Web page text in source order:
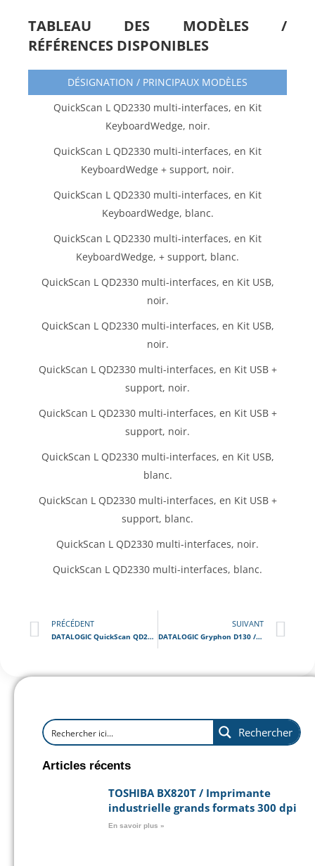
TABLEAU DES MODÈLES /
RÉFÉRENCES DISPONIBLES
DÉSIGNATION / PRINCIPAUX MODÈLES
QuickScan L QD2330 multi-interfaces, en Kit
KeyboardWedge, noir.
QuickScan L QD2330 multi-interfaces, en Kit
KeyboardWedge + support, noir.
QuickScan L QD2330 multi-interfaces, en Kit
KeyboardWedge, blanc.
QuickScan L QD2330 multi-interfaces, en Kit
KeyboardWedge, + support, blanc.
QuickScan L QD2330 multi-interfaces, en Kit USB,
noir.
QuickScan L QD2330 multi-interfaces, en Kit USB,
noir.
QuickScan L QD2330 multi-interfaces, en Kit USB +
support, noir.
QuickScan L QD2330 multi-interfaces, en Kit USB +
support, noir.
QuickScan L QD2330 multi-interfaces, en Kit USB,
blanc.
QuickScan L QD2330 multi-interfaces, en Kit USB +
support, blanc.
QuickScan L QD2330 multi-interfaces, noir.
QuickScan L QD2330 multi-interfaces, blanc.
PRÉCÉDENT
DATALOGIC QuickScan QD2100 / Lecteur Code Barre Filaire
SUIVANT
DATALOGIC Gryphon D130 / Lecteur Code Barre Filaire
Rechercher
Articles récents
TOSHIBA BX820T / Imprimante
industrielle grands formats 300 dpi
En savoir plus »